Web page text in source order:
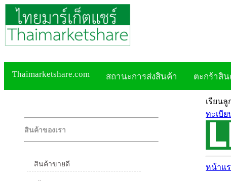
Thaimarketshare.com สถานะการส่งสินค้า ตะกร้าสิน
สินค้าของเรา
สินค้าขายดี
เรียน
ทะเบี
หน้าแ